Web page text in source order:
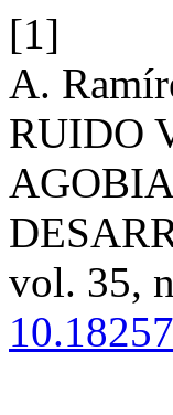
[1]
A.
RUIDO
vol. 35,